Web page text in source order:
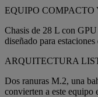
EQUIPO COMPACTO
Chasis de 28 L con
diseñado para
ARQUITECTURA
Dos ranuras M.2, una
convierten a este equipo